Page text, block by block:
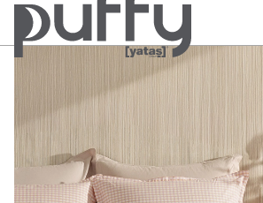
Anasayfa Uyku Tekstili Pike & Pike Takımı